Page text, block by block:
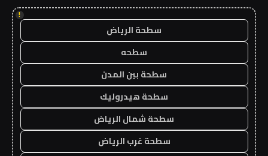
!
سطحة الرياض
سطحه
سطحة بين المدن
سطحة هيدروليك
سطحة شمال الرياض
سطحة غرب الرياض